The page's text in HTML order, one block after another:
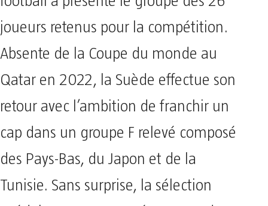
joueurs retenus pour la compétition.
Absente de la Coupe du monde au
Qatar en 2022, la Suède effectue son
retour avec l’ambition de franchir un
cap dans un groupe F relevé composé
des Pays-Bas, du Japon et de la
Tunisie. Sans surprise, la sélection